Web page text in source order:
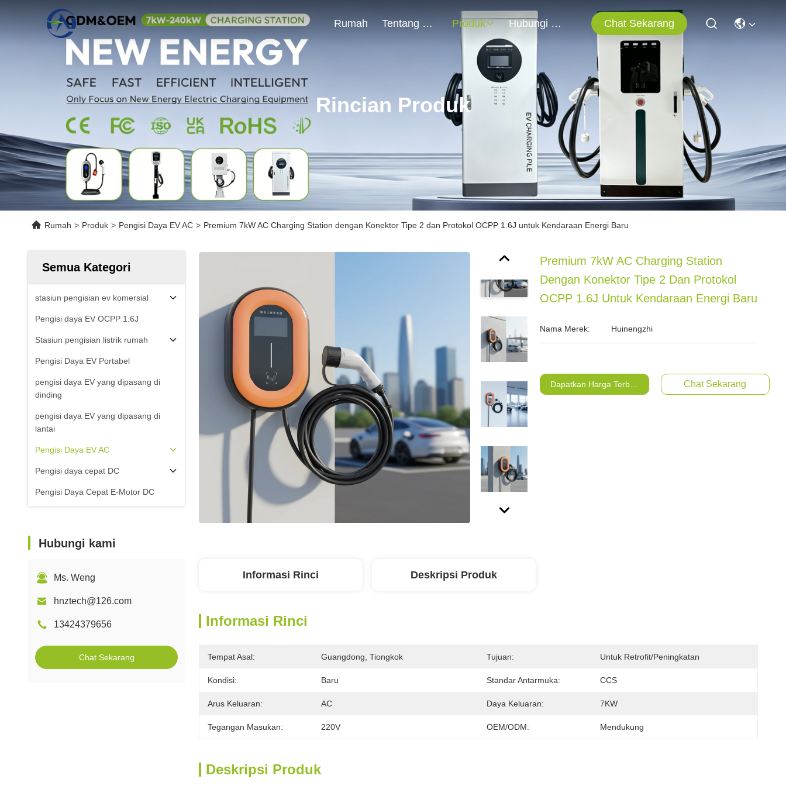
Rumah Tentang Kami Produk Hubungi Kami Chat Sekarang
Rincian Produk
Rumah > Produk > Pengisi Daya EV AC > Premium 7kW AC Charging Station dengan Konektor Tipe 2 dan Protokol OCPP 1.6J untuk Kendaraan Energi Baru
Semua Kategori
stasiun pengisian ev komersial
Pengisi daya EV OCPP 1.6J
Stasiun pengisian listrik rumah
Pengisi Daya EV Portabel
pengisi daya EV yang dipasang di
dinding
pengisi daya EV yang dipasang di
lantai
Pengisi Daya EV AC
Pengisi daya cepat DC
Pengisi Daya Cepat E-Motor DC
Hubungi kami
Ms. Weng
hnztech@126.com
13424379656
Chat Sekarang
Premium 7kW AC Charging Station
Dengan Konektor Tipe 2 Dan Protokol
OCPP 1.6J Untuk Kendaraan Energi Baru
Nama Merek: Huinengzhi
Dapatkan Harga Terbaik Chat Sekarang
Informasi Rinci Deskripsi Produk
Informasi Rinci
Tempat Asal: Guangdong, Tiongkok Tujuan: Untuk Retrofit/peningkatan
Kondisi: Baru Standar Antarmuka: CCS
Arus Keluaran: AC Daya Keluaran: 7KW
Tegangan Masukan: 220V OEM/ODM: Mendukung
Deskripsi Produk